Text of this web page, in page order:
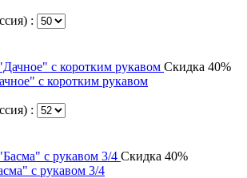
:
Скидка 40%
с коротким рукавом
:
Скидка 40%
с рукавом 3/4